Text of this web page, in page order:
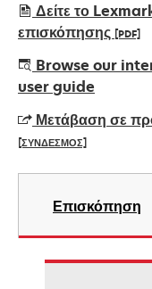
Δείτε το
επισκόπησης [PDF]
opens
in
new
tab
Browse our
user guide
Μετάβαση σε
[ΣΥΝΔΕΣΜΟΣ]
opens
new
Επισκόπηση